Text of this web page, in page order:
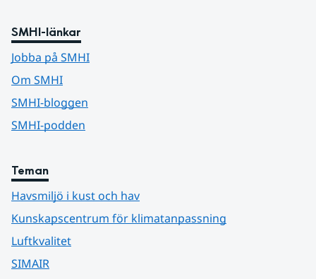
SMHI-länkar
Jobba på SMHI
Om SMHI
SMHI-bloggen
SMHI-podden
Teman
Havsmiljö i kust och hav
Kunskapscentrum för klimatanpassning
Luftkvalitet
SIMAIR